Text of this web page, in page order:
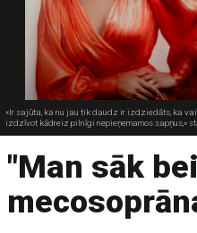
«Ir sajūta, ka nu jau tik daudz ir izdziedāts, ka
izdzīvot kādreiz pilnīgi nepieņemamos sapņus,»
"Man sāk